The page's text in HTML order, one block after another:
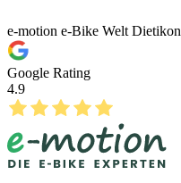
e-motion e-Bike Welt Dietikon
Google Rating
4.9